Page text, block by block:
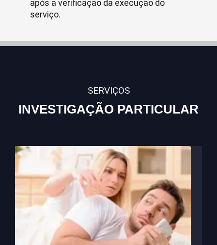
após a verificação da execução do
serviço.
SERVIÇOS
INVESTIGAÇÃO PARTICULAR